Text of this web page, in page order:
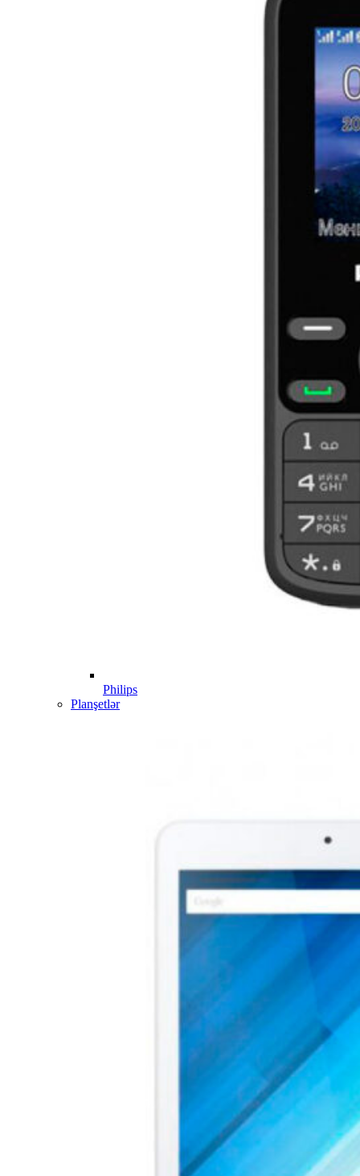
Philips
Planşetlər